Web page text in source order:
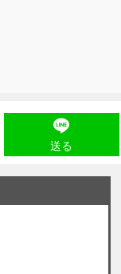
送る